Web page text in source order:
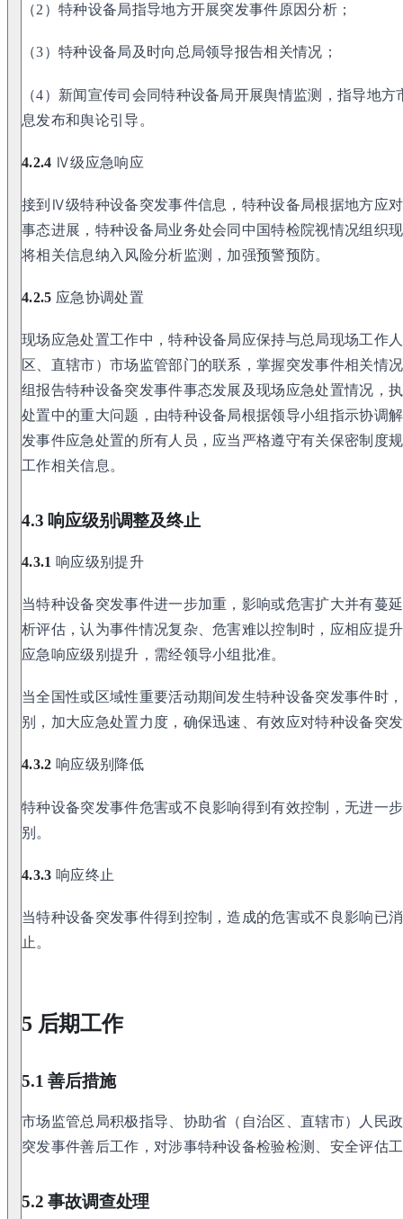
（2）特种设备局指导地方开展突发事件原因分析；
（3）特种设备局及时向总局领导报告相关情况；
（4）新闻宣传司会同特种设备局开展舆情监测，指导地
息发布和舆论引导。
4.2.4 Ⅳ级应急响应
接到Ⅳ级特种设备突发事件信息，特种设备局根据地方应
事态进展，特种设备局业务处会同中国特检院视情况组织
将相关信息纳入风险分析监测，加强预警预防。
4.2.5 应急协调处置
现场应急处置工作中，特种设备局应保持与总局现场工作
区、直辖市）市场监管部门的联系，掌握突发事件相关情
组报告特种设备突发事件事态发展及现场应急处置情况，
处置中的重大问题，由特种设备局根据领导小组指示协调
发事件应急处置的所有人员，应当严格遵守有关保密制度
工作相关信息。
4.3 响应级别调整及终止
4.3.1 响应级别提升
当特种设备突发事件进一步加重，影响或危害扩大并有蔓
析评估，认为事件情况复杂、危害难以控制时，应相应
应急响应级别提升，需经领导小组批准。
当全国性或区域性重要活动期间发生特种设备突发事件时
别，加大应急处置力度，确保迅速、有效应对特种设备突
4.3.2 响应级别降低
特种设备突发事件危害或不良影响得到有效控制，无进一
别。
4.3.3 响应终止
当特种设备突发事件得到控制，造成的危害或不良影响已
止。
5 后期工作
5.1 善后措施
市场监管总局积极指导、协助省（自治区、直辖市）人民
突发事件善后工作，对涉事特种设备检验检测、安全评估
5.2 事故调查处理